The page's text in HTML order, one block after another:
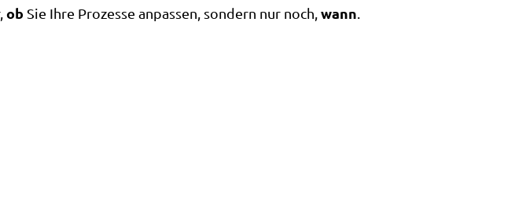
ob Sie Ihre Prozesse anpassen, sondern nur noch, wann